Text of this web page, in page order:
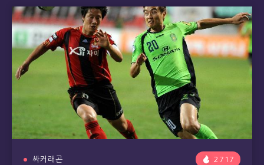
싸커래곤 2717